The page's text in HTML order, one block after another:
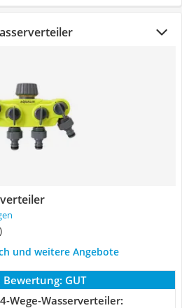
)
und weitere Angebote
Bewertung: GUT
Wege-Wasserverteiler: